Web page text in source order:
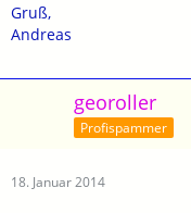
Gruß,
Andreas
georoller
Profispammer
18. Januar 2014